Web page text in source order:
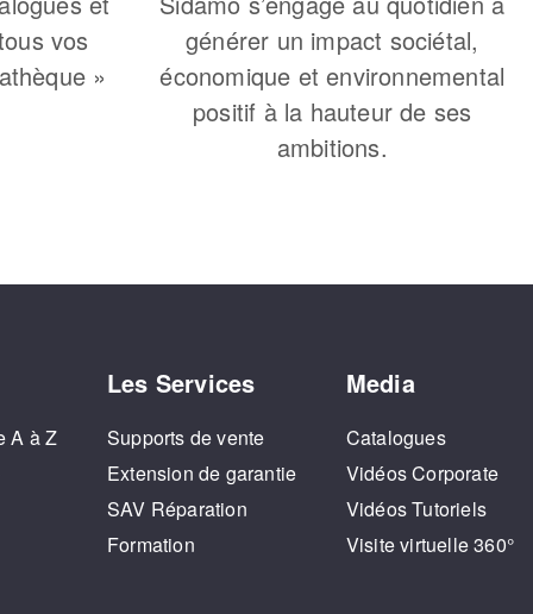
vos
»
générer un impact sociétal,
économique et environnemental
positif à la hauteur de ses
ambitions.
A à Z
Les Services
Supports de vente
Extension de garantie
SAV Réparation
Formation
Media
Catalogues
Vidéos Corporate
Vidéos Tutoriels
Visite virtuelle 360°